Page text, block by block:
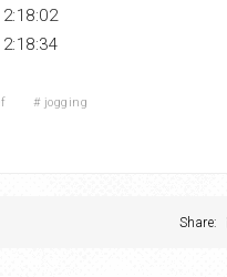
# jogging
Share: